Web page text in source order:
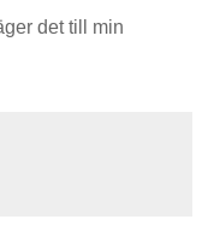
det till min